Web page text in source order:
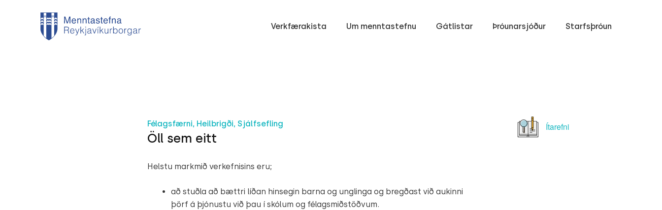
Verkfærakista Um menntastefnu Gátlistar Þróunarsjóður Starfsþróun
Félagsfærni, Heilbrigði, Sjálfsefling
Öll sem eitt
Helstu markmið verkefnisins eru;
að stuðla að bættri líðan hinsegin barna og unglinga og bregðast við aukinni
þörf á þjónustu við þau í skólum og félagsmiðstöðvum.
Ítarefni